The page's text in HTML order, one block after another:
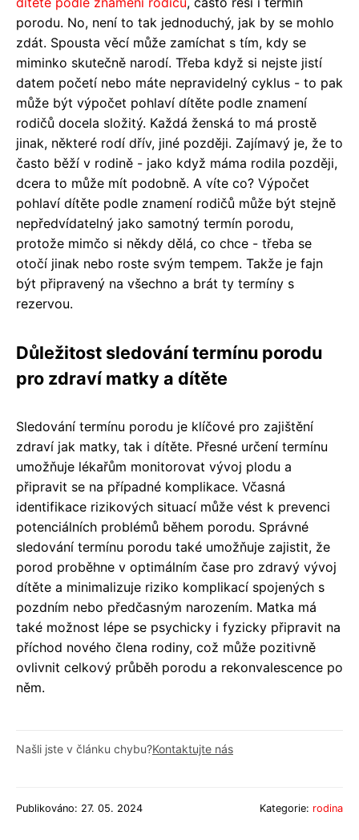
porodu. No, není to tak jednoduchý, jak by se mohlo
zdát. Spousta věcí může zamíchat s tím, kdy se
miminko skutečně narodí. Třeba když si nejste jistí
datem početí nebo máte nepravidelný cyklus - to pak
může být výpočet pohlaví dítěte podle znamení
rodičů docela složitý. Každá ženská to má prostě
jinak, některé rodí dřív, jiné později. Zajímavý je, že to
často běží v rodině - jako když máma rodila později,
dcera to může mít podobně. A víte co? Výpočet
pohlaví dítěte podle znamení rodičů může být stejně
nepředvídatelný jako samotný termín porodu,
protože mimčo si někdy dělá, co chce - třeba se
otočí jinak nebo roste svým tempem. Takže je fajn
být připravený na všechno a brát ty termíny s
rezervou.
Důležitost sledování termínu porodu
pro zdraví matky a dítěte
Sledování termínu porodu je klíčové pro zajištění
zdraví jak matky, tak i dítěte. Přesné určení termínu
umožňuje lékařům monitorovat vývoj plodu a
připravit se na případné komplikace. Včasná
identifikace rizikových situací může vést k prevenci
potenciálních problémů během porodu. Správné
sledování termínu porodu také umožňuje zajistit, že
porod proběhne v optimálním čase pro zdravý vývoj
dítěte a minimalizuje riziko komplikací spojených s
pozdním nebo předčasným narozením. Matka má
také možnost lépe se psychicky i fyzicky připravit na
příchod nového člena rodiny, což může pozitivně
ovlivnit celkový průběh porodu a rekonvalescence po
něm.
Našli jste v článku chybu?Kontaktujte nás
Publikováno: 27. 05. 2024 Kategorie: rodina